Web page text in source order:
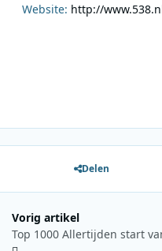
Website: http://
Delen
Vorig artikel